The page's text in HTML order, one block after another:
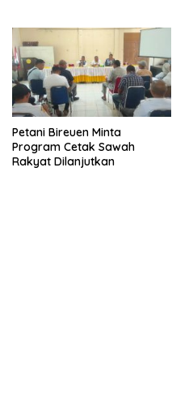
Petani Bireuen Minta
Program Cetak Sawah
Rakyat Dilanjutkan